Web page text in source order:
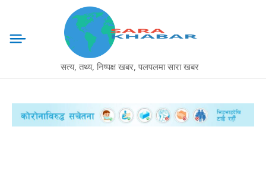
सत्य, तथ्य, निष्पक्ष खबर, पलपलमा सारा खबर